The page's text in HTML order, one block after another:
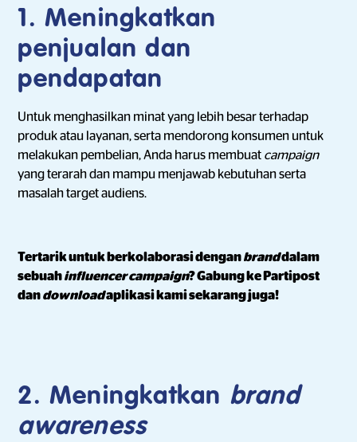
1. Meningkatkan
penjualan dan
pendapatan
Untuk menghasilkan minat yang lebih besar terhadap
produk atau layanan, serta mendorong konsumen untuk
melakukan pembelian, Anda harus membuat campaign
yang terarah dan mampu menjawab kebutuhan serta
masalah target audiens.
Tertarik untuk berkolaborasi denganbranddalam
sebuahinfluencer campaign? Gabung ke Partipost
dandownloadaplikasi kami sekarang juga!
2. Meningkatkan brand
awareness